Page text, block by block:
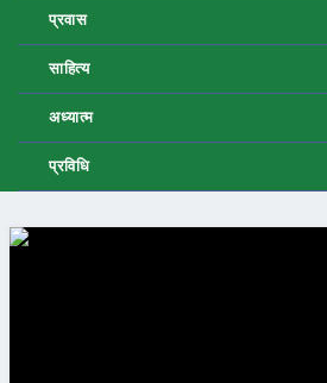
प्रवास
साहित्य
अध्यात्म
प्रविधि